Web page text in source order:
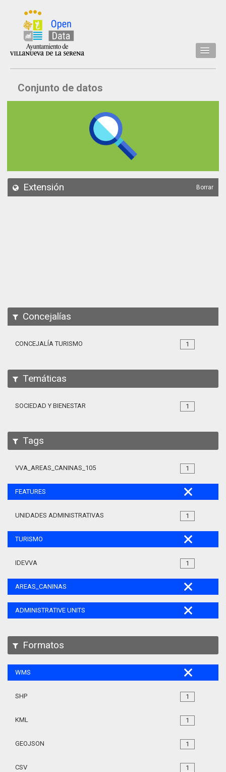
Inicio
Datos
API
Conjunto de datos
Extensión Borrar
Concejalías
1
CONCEJALÍA TURISMO
Temáticas
1
SOCIEDAD Y BIENESTAR
Tags
1
VVA_AREAS_CANINAS_105
FEATURES
1
UNIDADES ADMINISTRATIVAS
TURISMO
1
IDEVVA
AREAS_CANINAS
ADMINISTRATIVE UNITS
Formatos
WMS
1
SHP
1
KML
1
GEOJSON
1
CSV